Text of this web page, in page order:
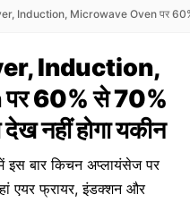
Induction, Microwave Oven पर 60%
Induction,
60% से 70%
नहीं होगा यकीन
बार किचन अप्लायंसेज पर
एयर फ्रायर, इंडक्शन और